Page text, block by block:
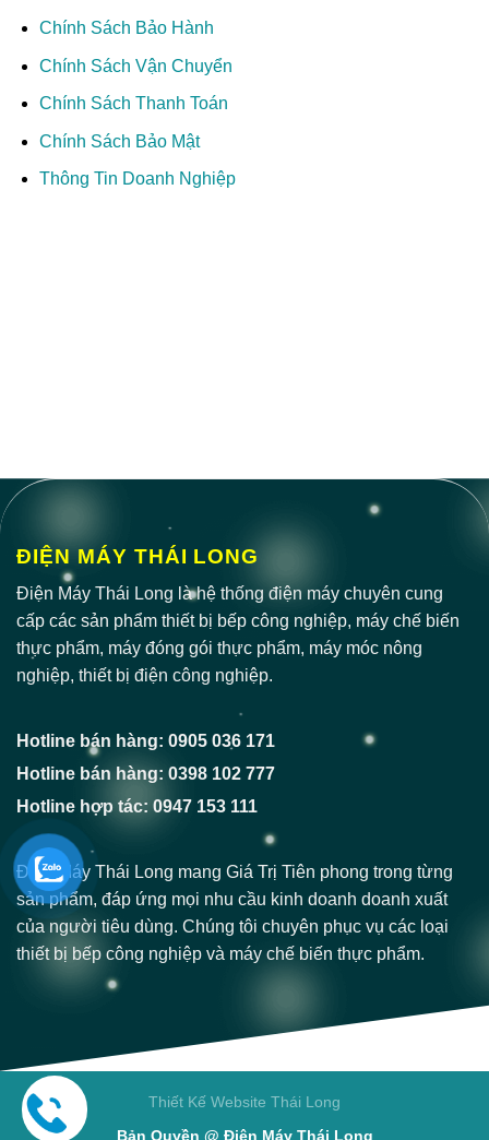
Chính Sách Bảo Hành
Chính Sách Vận Chuyển
Chính Sách Thanh Toán
Chính Sách Bảo Mật
Thông Tin Doanh Nghiệp
ĐIỆN MÁY THÁI LONG
Điện Máy Thái Long là hệ thống điện máy chuyên cung
cấp các sản phẩm thiết bị bếp công nghiệp, máy chế biến
thực phẩm, máy đóng gói thực phẩm, máy móc nông
nghiệp, thiết bị điện công nghiệp.
Hotline bán hàng: 0905 036 171
Hotline bán hàng: 0398 102 777
Hotline hợp tác: 0947 153 111
Điện Máy Thái Long mang Giá Trị Tiên phong trong từng
sản phẩm, đáp ứng mọi nhu cầu kinh doanh doanh xuất
của người tiêu dùng. Chúng tôi chuyên phục vụ các loại
thiết bị bếp công nghiệp và máy chế biến thực phẩm.
Thiết Kế Website Thái Long
Bản Quyền @ Điện Máy Thái Long